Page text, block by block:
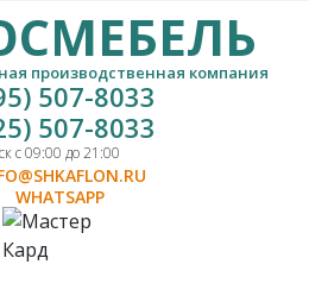
производственная компания
507-8033
507-8033
с 09:00 до 21:00
WHATSAPP